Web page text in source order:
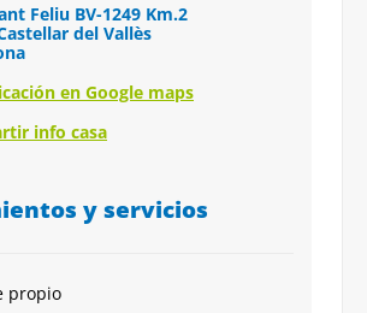
Feliu BV-1249 Km.2
del Vallès
en Google maps
info casa
y servicios
propio